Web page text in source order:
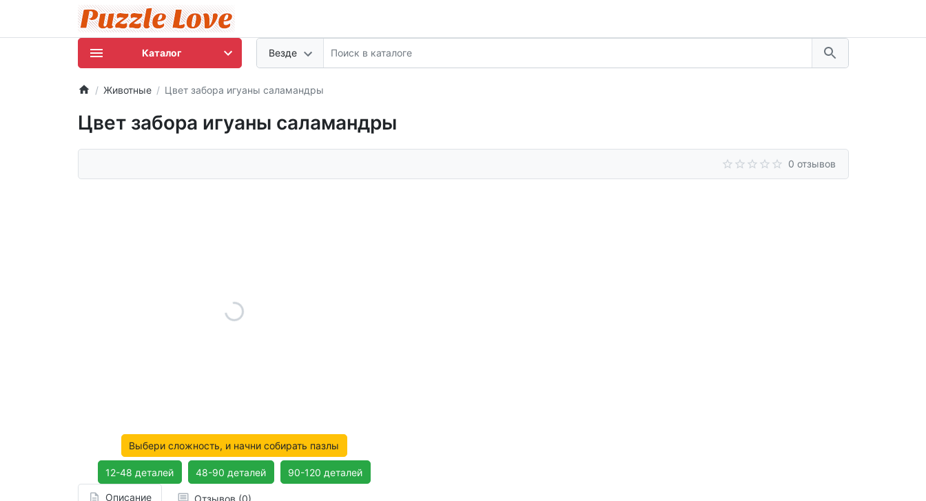
Везде
Каталог
Животные Цвет забора игуаны саламандры
Цвет забора игуаны саламандры
0 отзывов
Выбери сложность, и начни собирать пазлы
12-48 деталей 48-90 деталей 90-120 деталей
Описание Отзывов (0)